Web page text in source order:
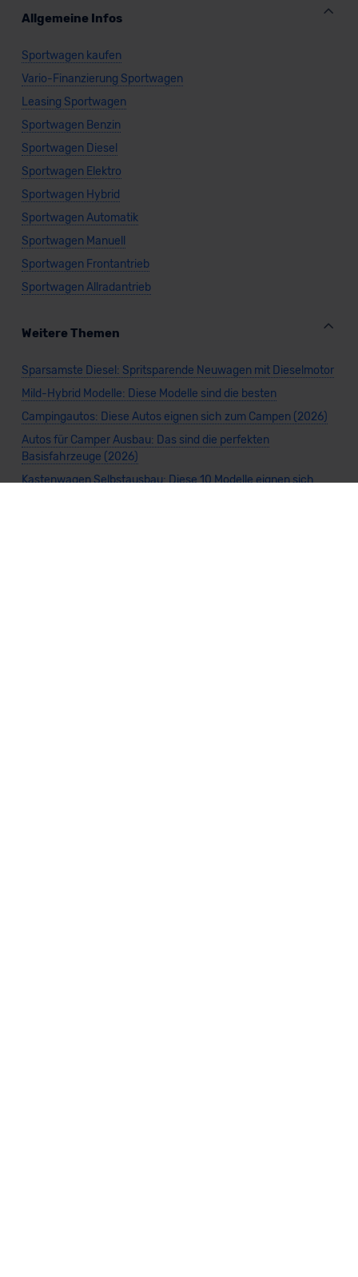
Allgemeine Infos
Sportwagen kaufen
Vario-Finanzierung Sportwagen
Leasing Sportwagen
Sportwagen Benzin
Sportwagen Diesel
Sportwagen Elektro
Sportwagen Hybrid
Sportwagen Automatik
Sportwagen Manuell
Sportwagen Frontantrieb
Sportwagen Allradantrieb
Weitere Themen
Sparsamste Diesel: Spritsparende Neuwagen mit Dieselmotor
Mild-Hybrid Modelle: Diese Modelle sind die besten
Campingautos: Diese Autos eignen sich zum Campen (2026)
Autos für Camper Ausbau: Das sind die perfekten
Basisfahrzeuge (2026)
Kastenwagen Selbstausbau: Diese 10 Modelle eignen sich